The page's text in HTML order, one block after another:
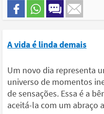
A vida é linda demais
Um novo dia representa
universo de momentos
de sensações. Essa é a
aceitá-la com um abraço